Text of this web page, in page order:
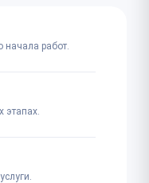
начала работ.
этапах.